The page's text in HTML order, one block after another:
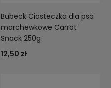
Bubeck Ciasteczka dla psa
marchewkowe Carrot
Snack 250g
12,50 zł